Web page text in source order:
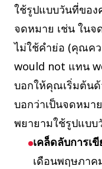
ใช้รูปแบบวันที่ขอ
จดหมาย เช่น ในจ
ไม่ใช้คำย่อ (คุณคว
would not แทน
บอกให้คุณเริ่มต้นด้
บอกว่าเป็นจดหมา
พยายามใช้รูปแบบ
เคล็ดลับการเ
เดือนพฤษภาค